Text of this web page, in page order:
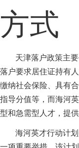
方式
天津落户政策主
落户要求居住证持有
缴纳社会保险、具有
指导分值等，而海河
型和急需型人才，提
海河英才行动计